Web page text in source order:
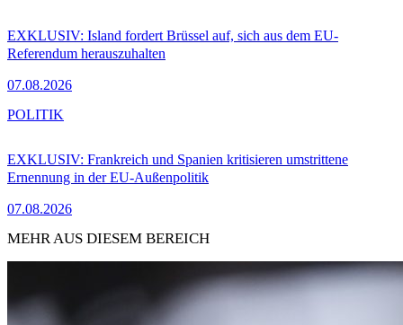
EXKLUSIV: Island fordert Brüssel auf, sich aus dem EU-
Referendum herauszuhalten
07.08.2026
EXKLUSIV: Frankreich und Spanien kritisieren umstrittene
Ernennung in der EU-Außenpolitik
07.08.2026
POLITIK
MEHR AUS DIESEM BEREICH